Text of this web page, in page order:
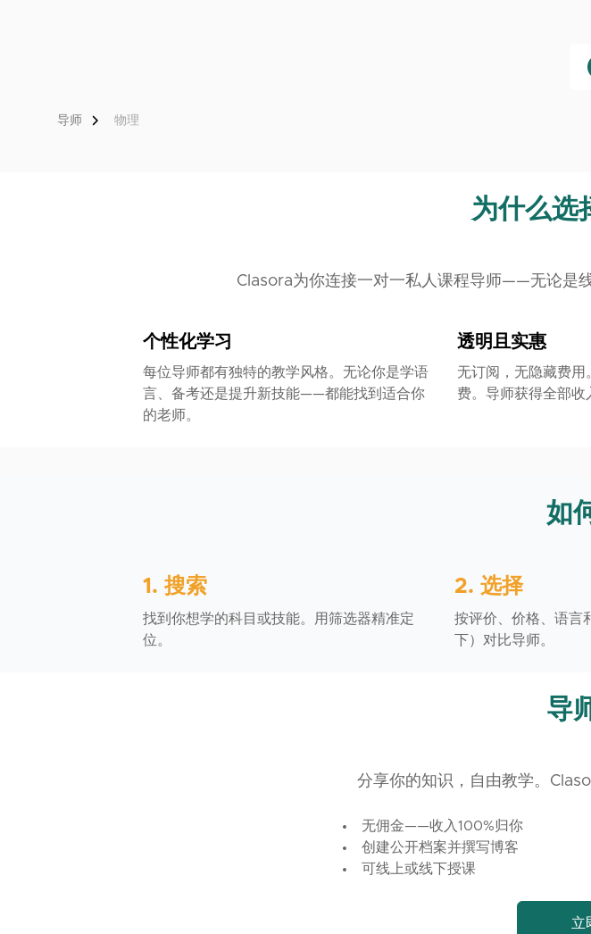
导师 物理
为什么选
Clasora为你连接一对一私人课程导师——无论是
个性化学习
每位导师都有独特的教学风格。无论你是学语
言、备考还是提升新技能——都能找到适合你
的老师。
透明且实惠
无订阅，无隐藏费
费。导师获得全部收
如
1. 搜索
找到你想学的科目或技能。用筛选器精准定
位。
2. 选择
按评价、价格、语言
下）对比导师。
导
分享你的知识，自由教学。
无佣金——收入100%归你
创建公开档案并撰写博客
可线上或线下授课
立